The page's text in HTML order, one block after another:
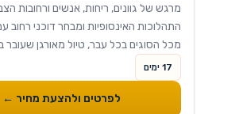
מרגש של גוונים, ריחות, אנשים ורחובות
התהלוכות האינסופיות ומבחר דוכני רחוב
מכל הסוגים בכל עבר, טיול מאורגן
פרובינציות, כפרים, מפגשים עם אנשים
בנופש וטיולים באי היפה בעולם...
17 ימים
לפרטים ולהצעת מחיר ←